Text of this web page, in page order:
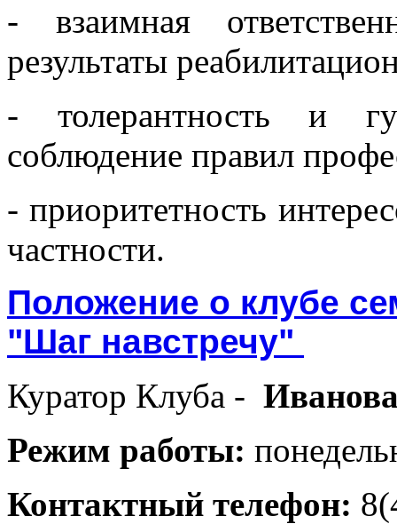
- взаимная
результаты
- толерантность и
соблюдение правил
- приоритетность
частности.
Положение о клубе
"Шаг навстречу"
Куратор Клуба -
Режим работы:
Контактный телефон: